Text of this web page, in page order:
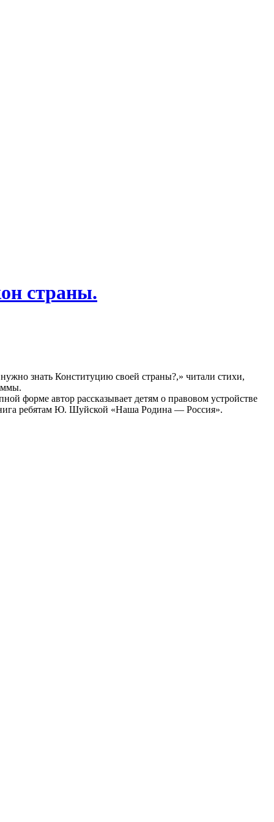
страны.
знать Конституцию своей страны?,» читали стихи,
форме автор рассказывает детям о правовом устройстве
ребятам Ю. Шуйской «Наша Родина — Россия».